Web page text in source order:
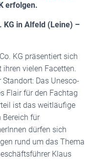
erfolgen.
KG in Alfeld (Leine) –
KG präsentiert sich
vielen Facetten.
Das Unesco-
Flair für den Fachtag
ist das weitläufige
Bereich für
dürfen sich
rund um das Thema
Klaus